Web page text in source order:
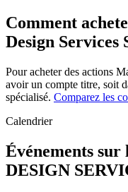
Comment
Design Services
Pour acheter des actions
avoir un compte titre, soit
spécialisé. Comparez les
Calendrier
Événements
DESIGN